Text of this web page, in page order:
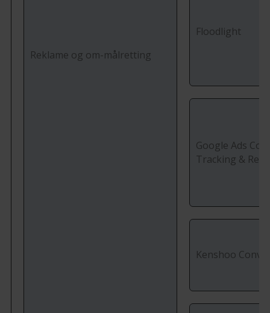
Reklame og om-målretting
Floodlight
Google Ads
Tracking &
Kenshoo